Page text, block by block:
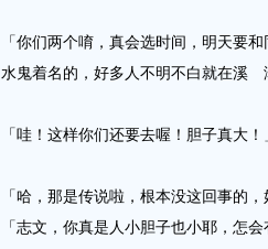
「你们两个唷，真会选时间，明天要
水鬼着名的，好多人不明不白就在溪
「哇！这样你们还要去喔！胆子真大
「哈，那是传说啦，根本没这回事的
「志文，你真是人小胆子也小耶，怎